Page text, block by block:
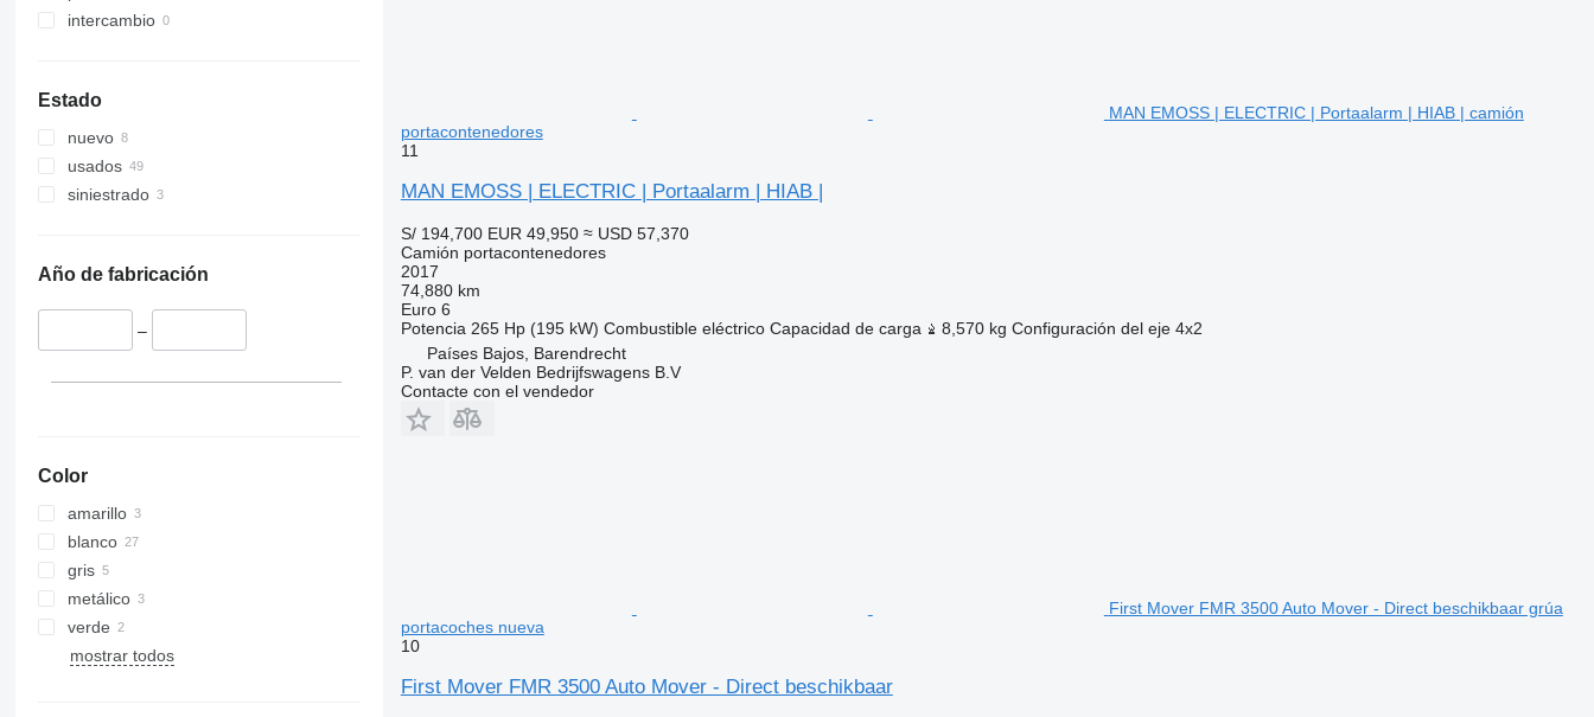
intercambio
Estado
nuevo
usados
siniestrado
Año de fabricación
–
Color
amarillo
blanco
gris
metálico
verde
mostrar todos
MAN EMOSS | ELECTRIC | Portaalarm | HIAB | camión
portacontenedores
11
MAN EMOSS | ELECTRIC | Portaalarm | HIAB |
S/ 194,700 EUR 49,950 ≈ USD 57,370
Camión portacontenedores
2017
74,880 km
Euro 6
Potencia 265 Hp (195 kW) Combustible eléctrico Capacidad de carga 8,570 kg Configuración del eje 4x2
Países Bajos, Barendrecht
P. van der Velden Bedrijfswagens B.V
Contacte con el vendedor
First Mover FMR 3500 Auto Mover - Direct beschikbaar grúa
portacoches nueva
10
First Mover FMR 3500 Auto Mover - Direct beschikbaar